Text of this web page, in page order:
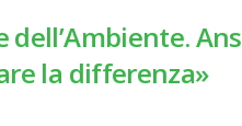
la differenza»